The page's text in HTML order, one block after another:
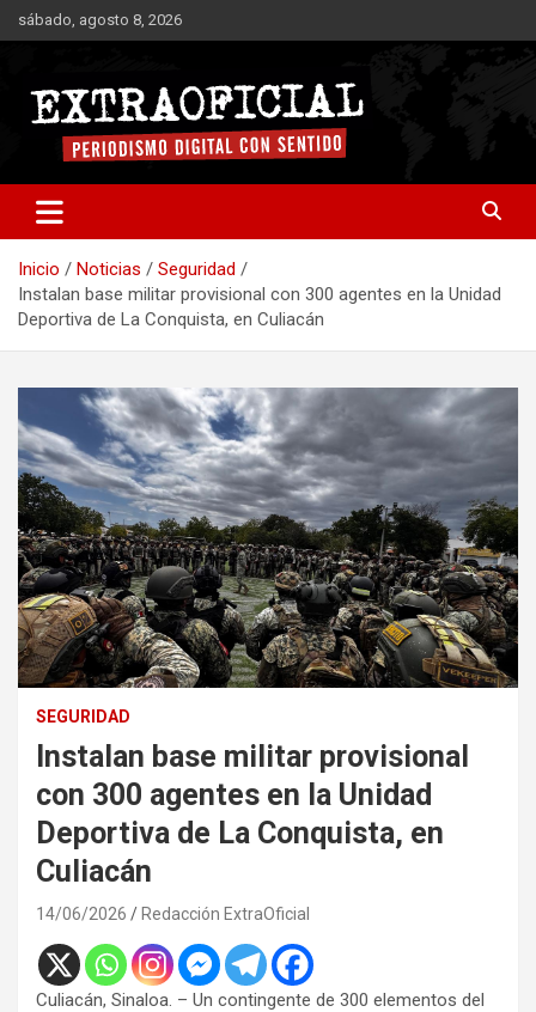
Saltar
al
sábado, agosto 8, 2026
Extraoficial
Inicio Noticias
Seguridad
Instalan base militar provisional con 300 agentes en la Unidad
Deportiva de La Conquista, en Culiacán
SEGURIDAD
Instalan base militar provisional
con 300 agentes en la Unidad
Deportiva de La Conquista, en
Culiacán
14/06/2026 Redacción ExtraOficial
Culiacán, Sinaloa. – Un contingente de 300 elementos del